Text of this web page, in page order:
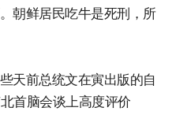
朝鲜居民吃牛是死刑，所
天前总统文在寅出版的自
首脑会谈上高度评价